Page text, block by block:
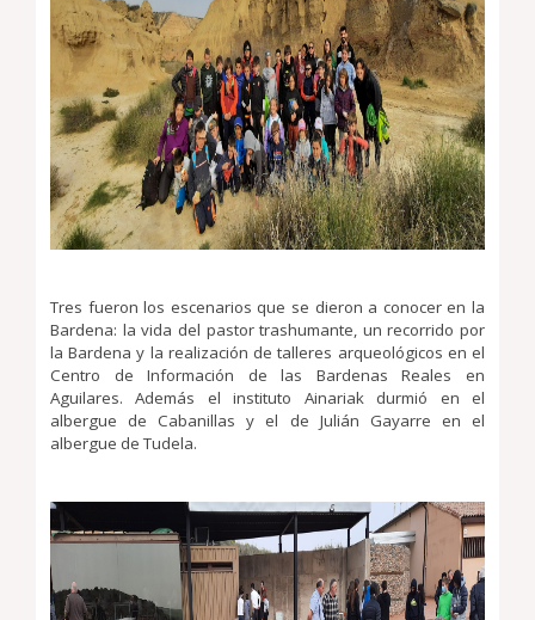
Tres fueron los escenarios que se dieron a conocer en la
Bardena: la vida del pastor trashumante, un recorrido por
la Bardena y la realización de talleres arqueológicos en el
Centro de Información de las Bardenas Reales en
Aguilares. Además el instituto Ainariak durmió en el
albergue de Cabanillas y el de Julián Gayarre en el
albergue de Tudela.